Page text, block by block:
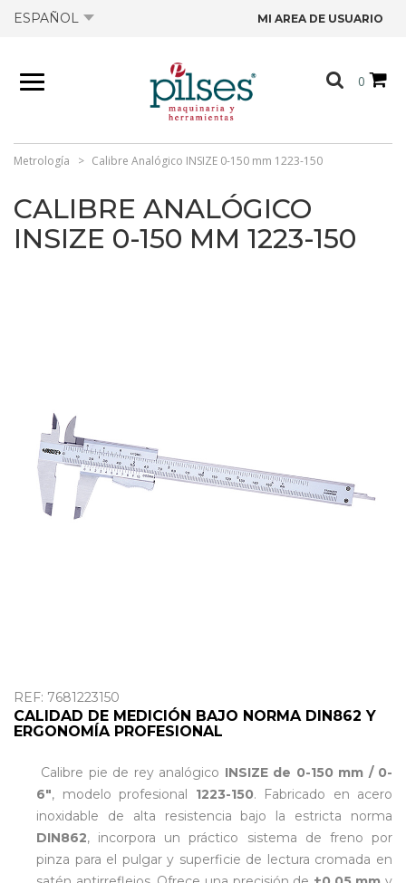
ESPAÑOL MI AREA DE USUARIO
0
PRODUCTOS
TIENDA
OFERTAS
OUTLET
Metrología Calibre Analógico INSIZE 0-150 mm 1223-150
CALIBRE ANALÓGICO
INSIZE 0-150 MM 1223-150
REF: 7681223150
CALIDAD DE MEDICIÓN BAJO NORMA DIN862 Y
ERGONOMÍA PROFESIONAL
Calibre pie de rey analógico INSIZE de 0-150 mm / 0-
6", modelo profesional 1223-150. Fabricado en acero
inoxidable de alta resistencia bajo la estricta norma
DIN862, incorpora un práctico sistema de freno por
pinza para el pulgar y superficie de lectura cromada en